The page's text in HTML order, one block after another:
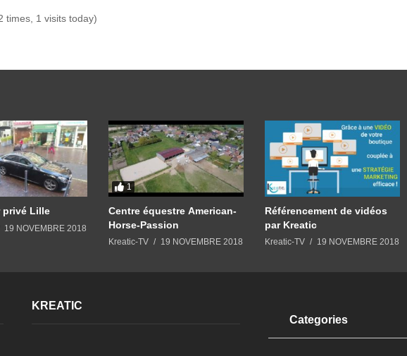
times, 1 visits today)
privé Lille
19 NOVEMBRE 2018
1
Centre équestre American-
Horse-Passion
Kreatic-TV 19 NOVEMBRE 2018
Référencement de vidéos
par Kreatic
Kreatic-TV 19 NOVEMBRE 2018
KREATIC
Categories